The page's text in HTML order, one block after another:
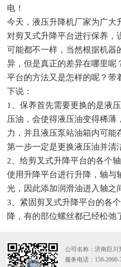
电！
今天，液压升降机厂家为广大
对剪叉式升降平台进行保养，
可能都不一样，当然根据机器
异，但是真正的差异在哪里呢
平台的方法又是怎样的呢？带
下说：
1、保养首先需要更换的是液
压油，会使得液压油变得稀薄
力，并且液压泵站油箱内可能
第一步一定是更换液压油并清
2、给剪叉式升降平台的各个
使用升降平台进行升降，轴与
光，因此添加润滑油进入轴之
3、紧固剪叉式升降平台的各
降，有的部位螺丝都已经松弛
公司名称：济南巨川
服务电话：158-2000-